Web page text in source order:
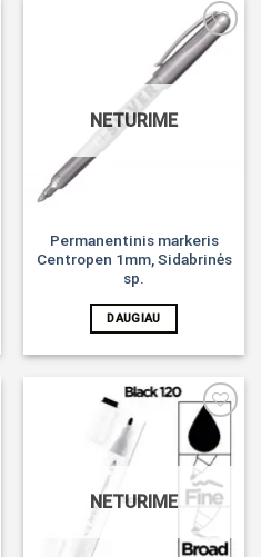
NETURIME
Permanentinis markeris
Centropen 1mm, Sidabrinės
sp.
DAUGIAU
NETURIME